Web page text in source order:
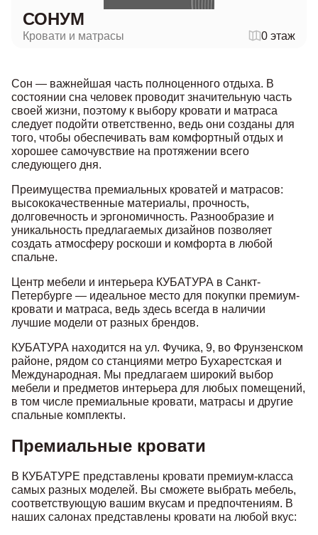
СОНУМ
Кровати и матрасы 0 этаж
Сон — важнейшая часть полноценного отдыха. В
состоянии сна человек проводит значительную часть
своей жизни, поэтому к выбору кровати и матраса
следует подойти ответственно, ведь они созданы для
того, чтобы обеспечивать вам комфортный отдых и
хорошее самочувствие на протяжении всего
следующего дня.
Преимущества премиальных кроватей и матрасов:
высококачественные материалы, прочность,
долговечность и эргономичность. Разнообразие и
уникальность предлагаемых дизайнов позволяет
создать атмосферу роскоши и комфорта в любой
спальне.
Центр мебели и интерьера КУБАТУРА в Санкт-
Петербурге — идеальное место для покупки премиум-
кровати и матраса, ведь здесь всегда в наличии
лучшие модели от разных брендов.
КУБАТУРА находится на ул. Фучика, 9, во Фрунзенском
районе, рядом со станциями метро Бухарестская и
Международная. Мы предлагаем широкий выбор
мебели и предметов интерьера для любых помещений,
в том числе премиальные кровати, матрасы и другие
спальные комплекты.
Премиальные кровати
В КУБАТУРЕ представлены кровати премиум-класса
самых разных моделей. Вы сможете выбрать мебель,
соответствующую вашим вкусам и предпочтениям. В
наших салонах представлены кровати на любой вкус: